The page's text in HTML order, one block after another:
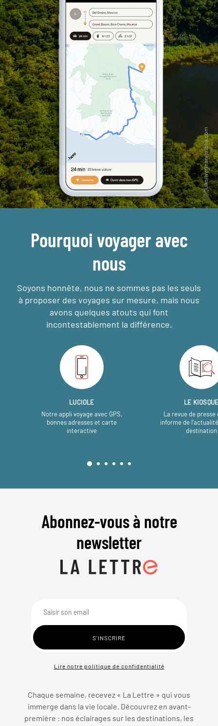
Pourquoi voyager avec
nous
Soyons honnête, nous ne sommes pas les seuls
à proposer des voyages sur mesure, mais nous
avons quelques atouts qui font
incontestablement la différence.
LUCIOLE
Notre appli voyage avec GPS,
bonnes adresses et carte
interactive
LE
La revue de presse
informe de
destination
Abonnez-vous à notre
newsletter
Lire notre politique de confidentialité
Chaque semaine, recevez « La Lettre » qui vous
immerge dans la vie locale. Découvrez en avant-
première : nos éclairages sur les destinations, les